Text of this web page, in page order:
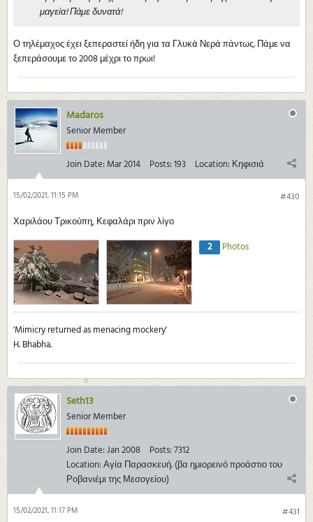
μαγεία! Πάμε δυνατά!
Ο τηλέμαχος έχει ξεπεραστεί ήδη για τα Γλυκά Νερά πάντως. Πάμε να
ξεπεράσουμε το 2008 μέχρι το πρωι!
Madaros
Senior Member
Join Date: Mar 2014 Posts:193 Location: Κηφισιά
#430
15/02/2021, 11:15 PM
Χαριλάου Τρικούπη, Κεφαλάρι πριν λίγο
2
Photos
'Mimicry returned as menacing mockery'
H. Bhabha.
Seth13
Senior Member
Join Date:Jan 2008 Posts:7312
Location:Αγία Παρασκευή. (βα ημιορεινό προάστιο του
Ροβανιέμι της Μεσογείου)
#431
15/02/2021, 11:17 PM